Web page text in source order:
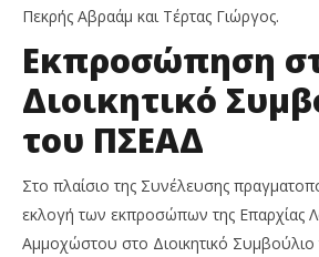
Πεκρής Αβραάμ και Τέρτας Γιώργος.
Εκπροσώπηση
Διοικητικό
του ΠΣΕΑΔ
Στο πλαίσιο της Συνέλευσης
εκλογή των εκπροσώπων της Επαρχίας
Αμμοχώστου στο Διοικητικό